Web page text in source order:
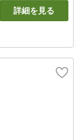
詳細を見る